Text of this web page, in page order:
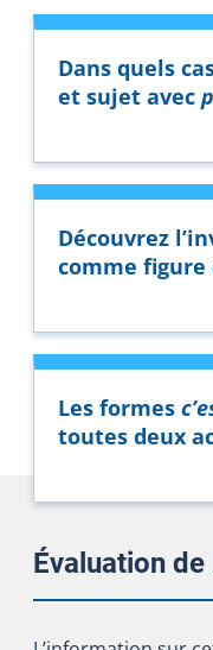
Dans quels
et sujet avec
Découvrez
comme figure
Les formes
toutes deux
Évaluation